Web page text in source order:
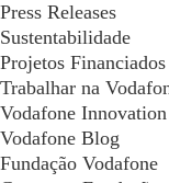
Press Releases
Sustentabilidade
Projetos Financiados
Trabalhar na
Vodafone
Vodafone Blog
Fundação Vodafone